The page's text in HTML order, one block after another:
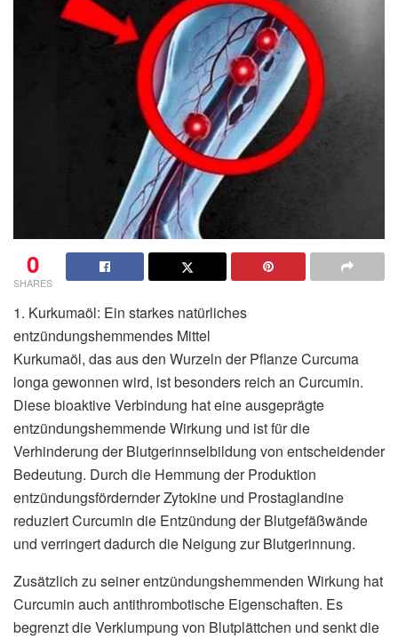
0
SHARES
1. Kurkumaöl: Ein starkes natürliches
entzündungshemmendes Mittel
Kurkumaöl, das aus den Wurzeln der Pflanze Curcuma
longa gewonnen wird, ist besonders reich an Curcumin.
Diese bioaktive Verbindung hat eine ausgeprägte
entzündungshemmende Wirkung und ist für die
Verhinderung der Blutgerinnselbildung von entscheidender
Bedeutung. Durch die Hemmung der Produktion
entzündungsfördernder Zytokine und Prostaglandine
reduziert Curcumin die Entzündung der Blutgefäßwände
und verringert dadurch die Neigung zur Blutgerinnung.
Zusätzlich zu seiner entzündungshemmenden Wirkung hat
Curcumin auch antithrombotische Eigenschaften. Es
begrenzt die Verklumpung von Blutplättchen und senkt die